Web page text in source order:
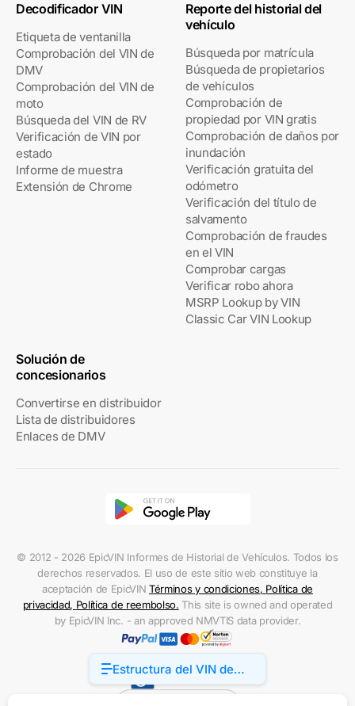
Estructura del VIN de
Chevrolet Blazer
Decodificador VIN
Etiqueta de ventanilla
Comprobación del VIN de
DMV
Comprobación del VIN de
moto
Búsqueda del VIN de RV
Verificación de VIN por
estado
Informe de muestra
Extensión de Chrome
Reporte del historial del
vehículo
Búsqueda por matrícula
Búsqueda de propietarios
de vehículos
Comprobación de
propiedad por VIN gratis
Comprobación de daños por
inundación
Verificación gratuita del
odómetro
Verificación del título de
salvamento
Comprobación de fraudes
en el VIN
Comprobar cargas
Verificar robo ahora
MSRP Lookup by VIN
Classic Car VIN Lookup
Solución de
concesionarios
Convertirse en distribuidor
Lista de distribuidores
Enlaces de DMV
© 2012 - 2026 EpicVIN Informes de Historial de Vehículos. Todos los
derechos reservados. El uso de este sitio web constituye la
aceptación de EpicVINTérminos y condiciones, Política de
privacidad, Política de reembolso. This site is owned and operated
by EpicVIN Inc. - an approved NMVTIS data provider.
Accessibility